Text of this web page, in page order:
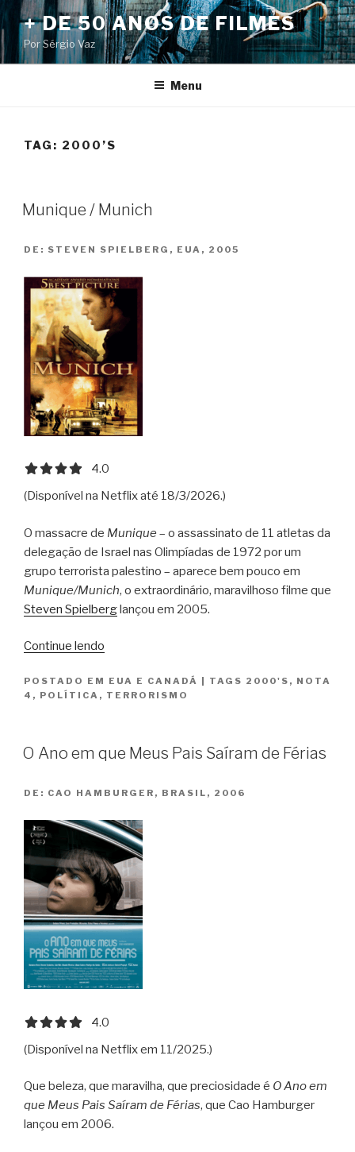
Pular
para
o
conteúdo
+ DE 50 ANOS DE FILMES
Por Sérgio Vaz
Menu
TAG: 2000’S
Munique / Munich
DE: STEVEN SPIELBERG, EUA, 2005
4.0 out of 5.0 stars
4.0
(Disponível na Netflix até 18/3/2026.)
O massacre de Munique – o assassinato de 11 atletas da
delegação de Israel nas Olimpíadas de 1972 por um
grupo terrorista palestino – aparece bem pouco em
Munique/Munich, o extraordinário, maravilhoso filme que
Steven Spielberglançou em 2005.
Continue lendo
Munich”
POSTADO EM EUA E CANADÁ | TAGS 2000'S , NOTA
4 , POLÍTICA , TERRORISMO
O Ano em que Meus Pais Saíram de Férias
DE: CAO HAMBURGER, BRASIL, 2006
4.0 out of 5.0 stars
4.0
(Disponível na Netflix em 11/2025.)
Que beleza, que maravilha, que preciosidade é O Ano em
que Meus Pais Saíram de Férias, que Cao Hamburger
lançou em 2006.